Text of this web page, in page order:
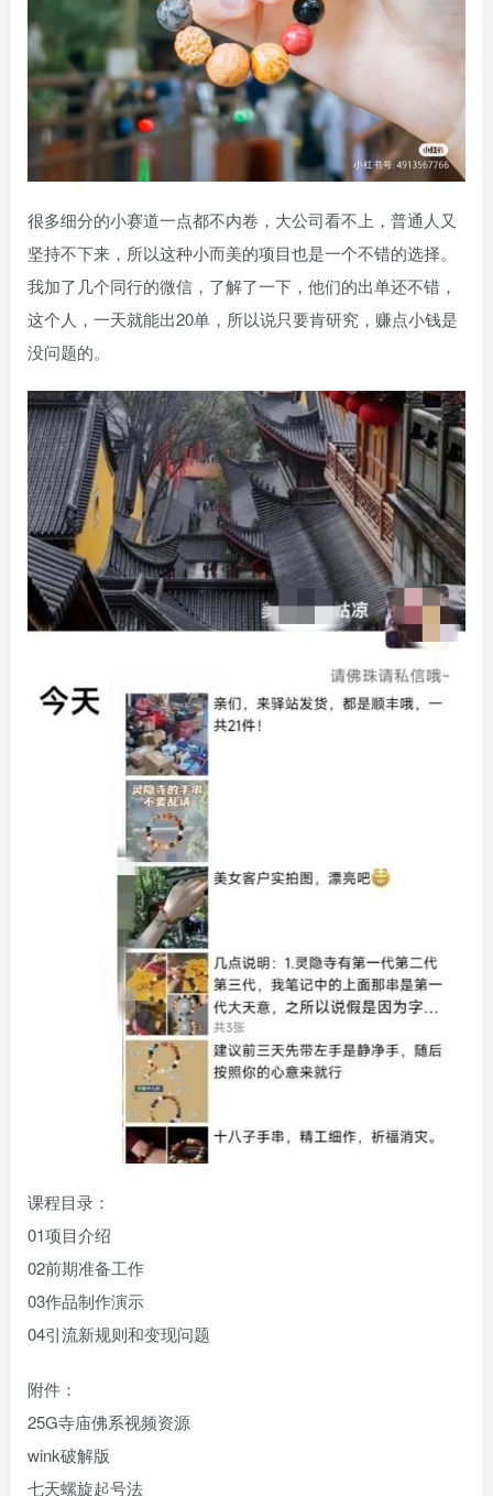
很多细分的小赛道一点都不内卷，大公司看不上，普通人又
坚持不下来，所以这种小而美的项目也是一个不错的选择。
我加了几个同行的微信，了解了一下，他们的出单还不错，
这个人，一天就能出20单，所以说只要肯研究，赚点小钱是
没问题的。
课程目录：
01项目介绍
02前期准备工作
03作品制作演示
04引流新规则和变现问题
附件：
25G寺庙佛系视频资源
wink破解版
七天螺旋起号法